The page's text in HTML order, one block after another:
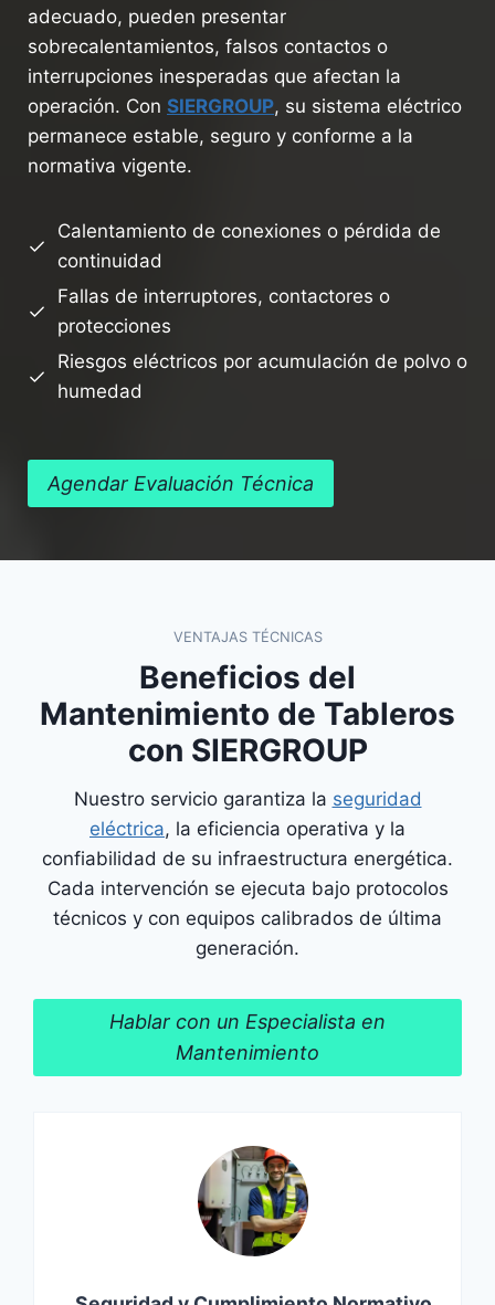
adecuado, pueden presentar
sobrecalentamientos, falsos contactos o
interrupciones inesperadas que afectan la
operación. Con SIERGROUP, su sistema eléctrico
permanece estable, seguro y conforme a la
normativa vigente.
Calentamiento de conexiones o pérdida de
continuidad
Fallas de interruptores, contactores o
protecciones
Riesgos eléctricos por acumulación de polvo o
humedad
Agendar Evaluación Técnica
VENTAJAS TÉCNICAS
Beneficios del
Mantenimiento de Tableros
con SIERGROUP
Nuestro servicio garantiza la seguridad
eléctrica, la eficiencia operativa y la
confiabilidad de su infraestructura energética.
Cada intervención se ejecuta bajo protocolos
técnicos y con equipos calibrados de última
generación.
Hablar con un Especialista en
Mantenimiento